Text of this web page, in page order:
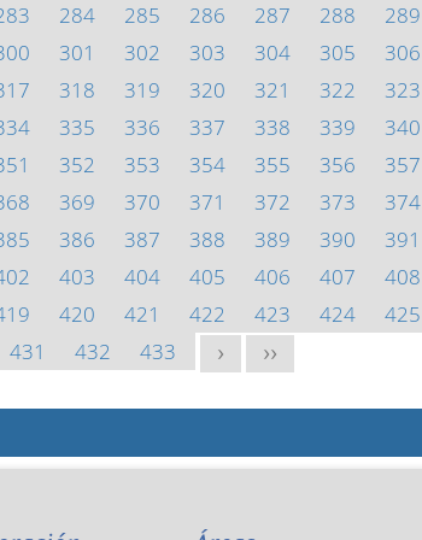
284 285 286 287 288 289
301 302 303 304 305 306
318 319 320 321 322 323
335 336 337 338 339 340
352 353 354 355 356 357
369 370 371 372 373 374
386 387 388 389 390 391
403 404 405 406 407 408
420 421 422 423 424 425
431
432 433 > >>